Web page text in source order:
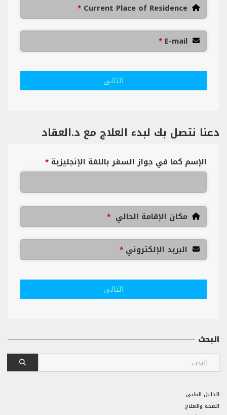
Current Place of Residence
*
E-mail
*
التالى
دعنا نتصل بك لبدء العلاج مع د.العقاد
الإسم كما في جواز السفر باللغة الإنجليزية *
مكان الإقامة الحالي *
البريد الإلكتروني *
التالى
البحث
الدليل الطبي
الصحة والعلاج